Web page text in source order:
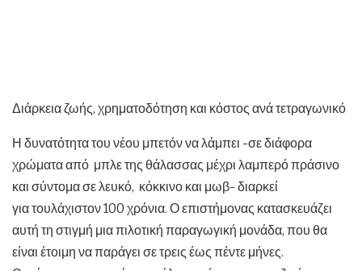
Διάρκεια ζωής, χρηματοδότηση και κόστος ανά τετραγωνικό
Η δυνατότητα του νέου μπετόν να λάμπει -σε διάφορα
χρώματα από μπλε της θάλασσας μέχρι λαμπερό πράσινο
και σύντομα σε λευκό, κόκκινο και μωβ- διαρκεί
για τουλάχιστον 100 χρόνια. Ο επιστήμονας κατασκευάζει
αυτή τη στιγμή μια πιλοτική παραγωγική μονάδα, που θα
είναι έτοιμη να παράγει σε τρεις έως πέντε μήνες.